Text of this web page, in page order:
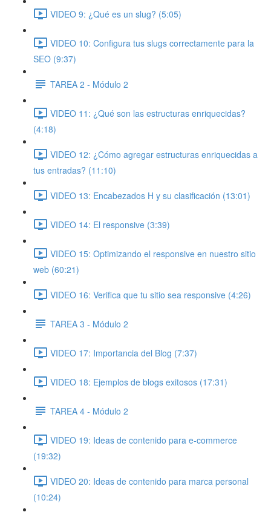
VIDEO 9: ¿Qué es un slug? (5:05)
VIDEO 10: Configura tus slugs correctamente para la
SEO (9:37)
TAREA 2 - Módulo 2
VIDEO 11: ¿Qué son las estructuras enriquecidas?
(4:18)
VIDEO 12: ¿Cómo agregar estructuras enriquecidas a
tus entradas? (11:10)
VIDEO 13: Encabezados H y su clasificación (13:01)
VIDEO 14: El responsive (3:39)
VIDEO 15: Optimizando el responsive en nuestro sitio
web (60:21)
VIDEO 16: Verifica que tu sitio sea responsive (4:26)
TAREA 3 - Módulo 2
VIDEO 17: Importancia del Blog (7:37)
VIDEO 18: Ejemplos de blogs exitosos (17:31)
TAREA 4 - Módulo 2
VIDEO 19: Ideas de contenido para e-commerce
(19:32)
VIDEO 20: Ideas de contenido para marca personal
(10:24)